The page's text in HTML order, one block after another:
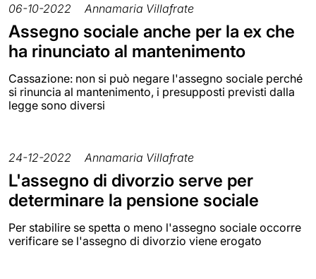
06-10-2022 Annamaria Villafrate
Assegno sociale anche per la ex che
ha rinunciato al mantenimento
Cassazione: non si può negare l'assegno sociale perché
si rinuncia al mantenimento, i presupposti previsti dalla
legge sono diversi
24-12-2022 Annamaria Villafrate
L'assegno di divorzio serve per
determinare la pensione sociale
Per stabilire se spetta o meno l'assegno sociale occorre
verificare se l'assegno di divorzio viene erogato